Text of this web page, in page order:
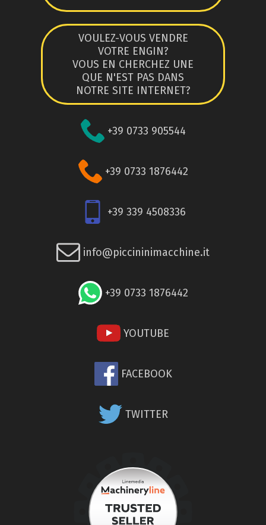
VOULEZ-VOUS VENDRE
VOTRE ENGIN?
VOUS EN CHERCHEZ UNE
QUE N'EST PAS DANS
NOTRE SITE INTERNET?
+39 0733 905544
+39 0733 1876442
+39 339 4508336
info@piccininimacchine.it
+39 0733 1876442
YOUTUBE
FACEBOOK
TWITTER